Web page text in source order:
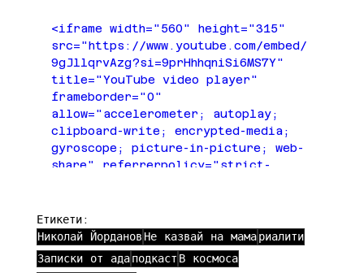
<iframe width="560" height="315"
src="https://www.youtube.com/embed/
9gJllqrvAzg?si=9prHhhqniSi6MS7Y"
title="YouTube video player"
frameborder="0"
allow="accelerometer; autoplay;
clipboard-write; encrypted-media;
gyroscope; picture-in-picture; web-
share" referrerpolicy="strict-
Етикети:
Николай Йорданов Не казвай на мама риалити
Записки от ада подкаст В космоса